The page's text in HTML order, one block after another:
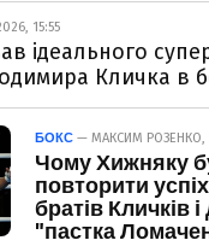
15:55
ідеального
Кличка в
БОКС — МАКСИМ РОЗЕНКО,
Чому Хижняку
повторити
братів Кличків
"пастка